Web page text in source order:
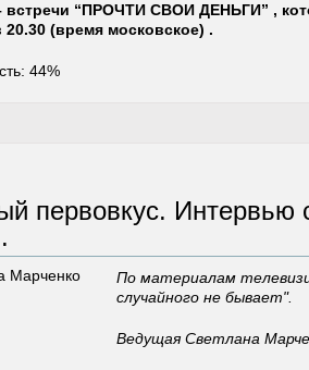
встречи “ПРОЧТИ СВОИ ДЕНЬГИ” ,
(время московское) .
44%
первовкус. Интервью
По материалам
случайного не бывает".
Ведущая Светлана